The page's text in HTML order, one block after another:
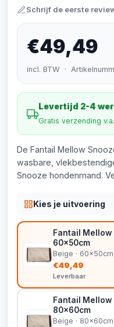
Schrijf de eerste
€49,49
incl. BTW ·
Levertijd 2-4
Gratis verzending
De Fantail Mellow
wasbare,
Snooze hondenmand.
Kies je uitvoering
Fantail Mellow
60x50cm
Beige · 60x50cm
€49,49
Leverbaar
Fantail Mellow
80x60cm
Beige · 80x60cm